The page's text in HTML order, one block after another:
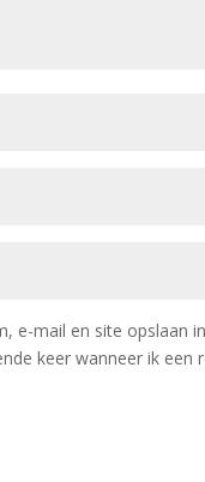
e-mail en site opslaan
keer wanneer ik een